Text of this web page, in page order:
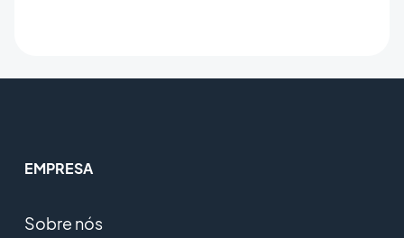
EMPRESA
Sobre nós